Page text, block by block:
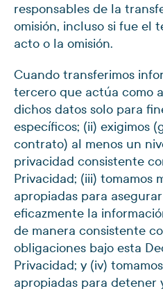
responsables de la
omisión, incluso si fue el
acto o la omisión.
Cuando transferimos
tercero que actúa como
dichos datos solo para
específicos; (ii) exigimos
contrato) al menos un
privacidad consistente
Privacidad; (iii) tomamos
apropiadas para
eficazmente la
de manera consistente
obligaciones bajo esta
Privacidad; y (iv)
apropiadas para detener